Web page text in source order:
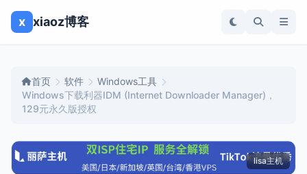
x xiaoz博客
首页 软件
Windows工具
Windows下载利器IDM (Internet Downloader Manager)，
129元永久版授权
lisa主机